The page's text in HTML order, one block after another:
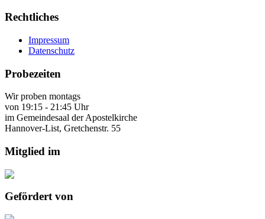
Rechtliches
Impressum
Datenschutz
Probezeiten
Wir proben montags
von 19:15 - 21:45 Uhr
im Gemeindesaal der Apostelkirche
Hannover-List, Gretchenstr. 55
Mitglied im
Gefördert von